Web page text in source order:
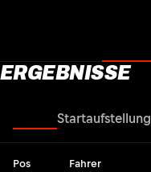
ERGEBNISSE
Startaufstellung
Pos Fahrer